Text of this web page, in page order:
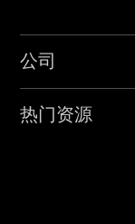
公司
热门资源